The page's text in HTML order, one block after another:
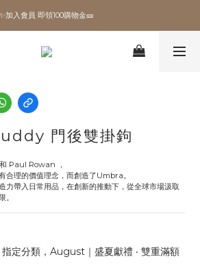
✨加入會員 即領100購物金🎫
✨加入會員 即領100購物金🎫
全館滿額現折🔥
✨加入會員 即領100購物金🎫
門後雙掛鉤
Paul Rowan ，
合理的價值理念，而創造了Umbra。
力帶入日常用品，在創新的推動下，從全球市場汲取
。
指定分類，August｜盛夏獻禮 ‧ 雙重滿額